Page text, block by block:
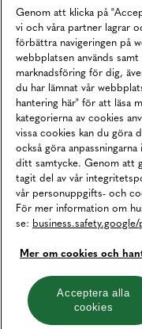
Köpvillkor
Karriär
Vårt Ansvar
Våra Tjänster
Press
Studentrabatt
B2B
Tillgänglighetsredogörelse
Betalningar
Cookies
Hantera cookies
Genom att klicka på
vi och våra partner lagrar
förbättra navigeringen på
webbplatsen används
marknadsföring för dig,
du har lämnat vår
hantering här" för att läsa
kategorierna av cookies
vissa cookies kan du göra
också göra
ditt samtycke. Genom att
tagit del av vår
vår personuppgifts- och
För mer information om
se:
Mer om cookies och
Acceptera alla
cookies